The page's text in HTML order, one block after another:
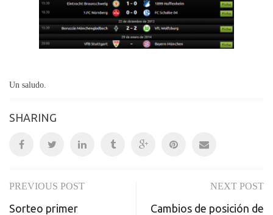
Un saludo.
SHARING
Post
PREVIOUS POST
Sorteo primer
NEXT POST
Cambios de posición de